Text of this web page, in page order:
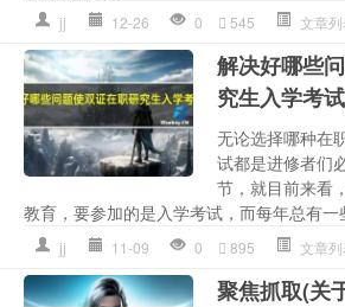
jj 12-26 0 545 文章
解决好哪些
究生入学考
无论选择哪种在
试都是进修者们
节，就目前来看
教育，要参加的是入学考试，而每年总有一
jj 11-09 0 895 文章
聚焦抓取(关